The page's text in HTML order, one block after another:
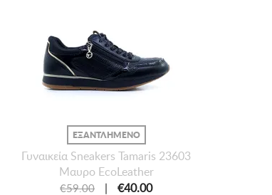
ΕΞΑΝΤΛΗΜΕΝΟ
Γυναικεία Sneakers Tamaris 23603
Μαυρο EcoLeather
€59.00 | €40.00